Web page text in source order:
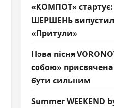
«КОМПОТ» стартує:
ШЕРШЕНЬ
«Притули»
Нова пісня
собою»
бути сильним
Summer WEEKEND